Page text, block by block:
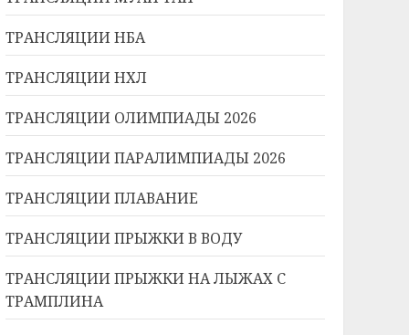
ТРАНСЛЯЦИИ НБА
ТРАНСЛЯЦИИ НХЛ
ТРАНСЛЯЦИИ ОЛИМПИАДЫ 2026
ТРАНСЛЯЦИИ ПАРАЛИМПИАДЫ 2026
ТРАНСЛЯЦИИ ПЛАВАНИЕ
ТРАНСЛЯЦИИ ПРЫЖКИ В ВОДУ
ТРАНСЛЯЦИИ ПРЫЖКИ НА ЛЫЖАХ С
ТРАМПЛИНА